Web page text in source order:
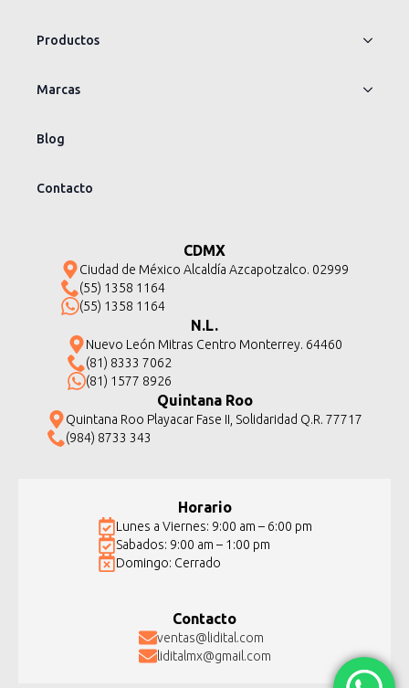
Productos
Marcas
Blog
Contacto
CDMX
Ciudad de México Alcaldía Azcapotzalco. 02999
(55) 1358 1164
(55) 1358 1164
N.L.
Nuevo León Mitras Centro Monterrey. 64460
(81) 8333 7062
(81) 1577 8926
Quintana Roo
Quintana Roo Playacar Fase II, Solidaridad Q.R. 77717
(984) 8733 343
Horario
Lunes a Viernes: 9:00 am – 6:00 pm
Sabados: 9:00 am – 1:00 pm
Domingo: Cerrado
Contacto
ventas@lidital.com
liditalmx@gmail.com